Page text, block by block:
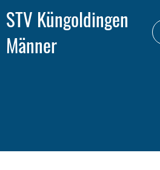
STV Küngoldingen
Männer